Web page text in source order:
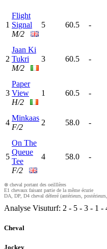
1
Flight
Signal
M/2
5 60.5 -
2
Jaan Ki
Tukri
M/2
3 60.5 -
3
Paper
View
H/2
1 60.5 -
4
Minkaas
F/2
2 58.0 -
5
On The
Queue
Tee
F/2
4 58.0 -
⊗ cheval portant des oeilllères
E1 chevaux faisant partie de la même écurie
DA, DP, D4 cheval déferré (antérieurs,
Analyse Visuturf: 2 - 5 - 3 - 1 -
Cheval
Jockey